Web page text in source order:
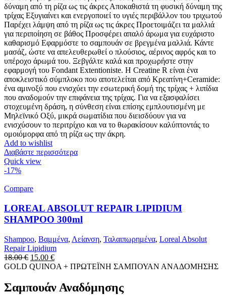
δύναμη από τη ρίζα ως τις άκρες Αποκαθιστά τη φυσική δύναμη της
τρίχας Εξυγιαίνει και ενεργοποιεί το υγιές περιβάλλον του τριχωτού
Παρέχει λάμψη από τη ρίζα ως τις άκρες Προετοιμάζει τα μαλλιά
για περιποίηση σε βάθος Προσφέρει απαλό άρωμα για ευχάριστο
καθαρισμό Εφαρμόστε το σαμπουάν σε βρεγμένα μαλλιά. Κάντε
μασάζ, ώστε να απελευθερωθεί ο πλούσιος, αέρινος αφρός και το
υπέροχο άρωμά του. Ξεβγάλτε καλά και προχωρήστε στην
εφαρμογή του Fondant Extentioniste. Η Creatine R είναι ένα
αποκλειστικό σύμπλοκο που αποτελείται από Κρεατίνη+Ceramide:
ένα αμινοξύ που ενισχύει την εσωτερική δομή της τρίχας + λιπίδια
που αναδομούν την επιφάνεια της τρίχας. Για να εξασφαλίσει
στοχευμένη δράση, η σύνθεση είναι επίσης εμπλουτισμένη με
Μηλεϊνικό Οξύ, μικρά σωματίδια που διεισδύουν για να
ενισχύσουν το περιτρίχιο και να το θωρακίσουν καλύπτοντάς το
ομοιόμορφα από τη ρίζα ως την άκρη.
Add to wishlist
Διαβάστε περισσότερα
Quick view
-17%
Compare
LOREAL ABSOLUT REPAIR LIPIDIUM
SHAMPOO 300ml
Shampoo, Βαμμένα, Λείανση, Ταλαιπωρημένα, Loreal Absolut
Repair Lipidium
18.00€ Original
price
18.00 €.
15.00 €Η
τρέχουσα
είναι:
15.00 €.
GOLD QUINOA + ΠΡΩΤΕΪΝΗ ΣΑΜΠΟΥΑΝ ΑΝΑΔΟΜΗΣΗΣ
ΣαμπουάνΑναδόμησης